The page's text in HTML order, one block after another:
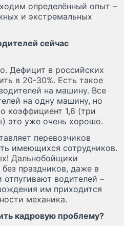
определённый опыт –
и экстремальных
сейчас
Дефицит в российских
в 20-30%. Есть такое
на машину. Все
на одну машину, но
коэффициент 1,6 (три
это уже очень хорошо.
перевозчиков
имеющихся сотрудников.
Дальнобойщики
праздников, даже в
водителей –
им приходится
механика.
кадровую проблему?